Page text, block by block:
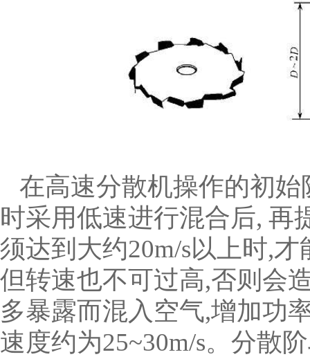
在高速分散机操作的初
时采用低速进行混合后, 再
须达到大约20m/s以上时,
但转速也不可过高,否则会
多暴露而混入空气,增加功
速度约为25~30m/s。分散